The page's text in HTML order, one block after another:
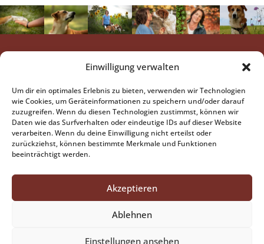
Einwilligung verwalten
Um dir ein optimales Erlebnis zu bieten, verwenden wir Technologien
wie Cookies, um Geräteinformationen zu speichern und/oder darauf
zuzugreifen. Wenn du diesen Technologien zustimmst, können wir
Daten wie das Surfverhalten oder eindeutige IDs auf dieser Website
verarbeiten. Wenn du deine Einwilligung nicht erteilst oder
zurückziehst, können bestimmte Merkmale und Funktionen
beeinträchtigt werden.
Akzeptieren
Ablehnen
Einstellungen ansehen
Das findest Du hier
Hundetrainer-Ausbildung..mehr
Coaching für Hundehalter..demnächst mehr
Anschrift
Petra Schwarz
Höfenäckerle 2
73667 Kaisersbach
Tel:07184 / 60 39 811